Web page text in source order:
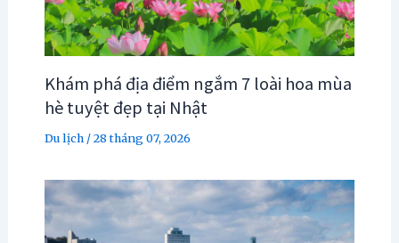
Khám phá địa điểm ngắm 7 loài hoa mùa
hè tuyệt đẹp tại Nhật
Du lịch/28 tháng 07, 2026